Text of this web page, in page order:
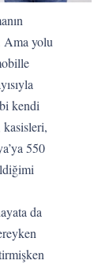
Ama yolu
kendi
550
da